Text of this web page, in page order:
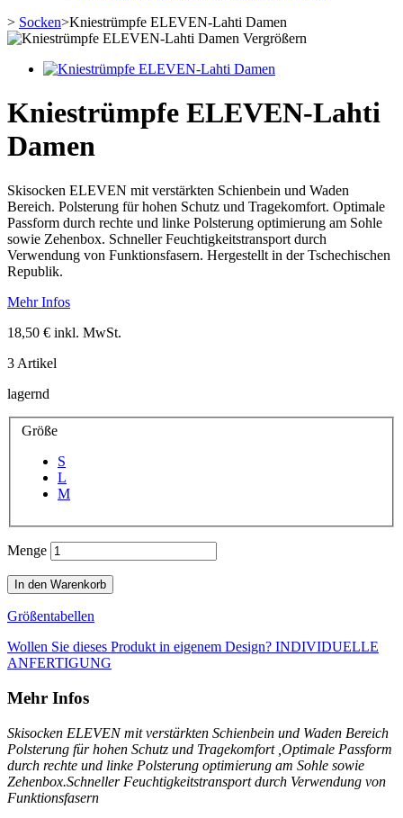
> Socken>Kniestrümpfe ELEVEN-Lahti Damen
Vergrößern
Kniestrümpfe ELEVEN-Lahti
Damen
Skisocken ELEVEN mit verstärkten Schienbein und Waden
Bereich. Polsterung für hohen Schutz und Tragekomfort. Optimale
Passform durch rechte und linke Polsterung optimierung am Sohle
sowie Zehenbox. Schneller Feuchtigkeitstransport durch
Verwendung von Funktionsfasern. Hergestellt in der Tschechischen
Republik.
Mehr Infos
18,50 € inkl. MwSt.
3 Artikel
lagernd
Größe
S
L
M
Menge
In den Warenkorb
Größentabellen
Wollen Sie dieses Produkt in eigenem Design? INDIVIDUELLE
ANFERTIGUNG
Mehr Infos
Skisocken ELEVEN mit verstärkten Schienbein und Waden Bereich
Polsterung für hohen Schutz und Tragekomfort , Optimale Passform
durch rechte und linke Polsterung optimierung am Sohle sowie
Zehenbox.Schneller Feuchtigkeitstransport durch Verwendung von
Funktionsfasern